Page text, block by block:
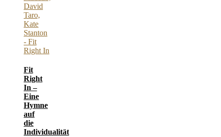
Fit
Right
In –
Eine
Hymne
auf
die
Individualität